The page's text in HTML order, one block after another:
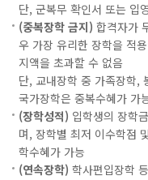
단, 군복무 확인서 또는 입
(중복장학 금지) 합격자가
우 가장 유리한 장학을 적
지액을 초과할 수 없음
단, 교내장학 중 가족장학,
국가장학은 중복수혜가 가
(장학성적) 입학생의 장학
며, 장학별 최저 이수학점
학수혜가 가능
(연속장학) 학사편입장학